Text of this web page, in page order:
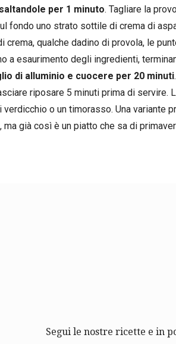
per 1 minuto. Tagliare la
fondo uno strato sottile di crema di
crema, qualche dadino di provola, le
a esaurimento degli ingredienti,
di alluminio e cuocere per 20 minuti
riposare 5 minuti prima di servire.
verdicchio o un timorasso. Una variante
ma già così è un piatto che sa di
Segui le nostre ricette e in